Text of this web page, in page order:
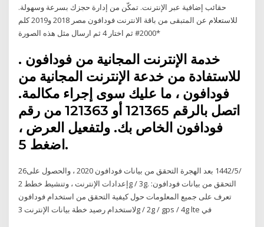
حقائب إضافية عبر الإنترنت. تمكّن من إدارة حجزك بسرعة وسهولة.‬
للاستعلام عن المتبقى من باقة الانترنت فودافون مصر 2018 و2019 كلم
*2000# ثم اختار 4 ثم ارسال مثل هذه الصورة
خدمة الإنترنت المجانية من فودافون .
للاستفادة من خدعة الإنترنت المجانية من
فودافون ، ما عليك سوى إجراء مكالمة.
اتصل بالرقم 121365 أو 121363 من رقم
فودافون الخاص بك. ولتفعيل العرض ،
اضغط 5.
26‏‏/5‏‏/1442 بعد الهجرة التحقق من بيانات فودافون 2020 ، والحصول على
إعدادات الإنترنت ، وتنشيط خطط 2g / 3g. التحقق من بيانات فودافون:
تعرف على جميع المعلومات حول كيفية التحقق من استخدام فودافون
لاستخدام رصيد خطة بيانات الإنترنت 3g / 2g / gps / 4g lte في